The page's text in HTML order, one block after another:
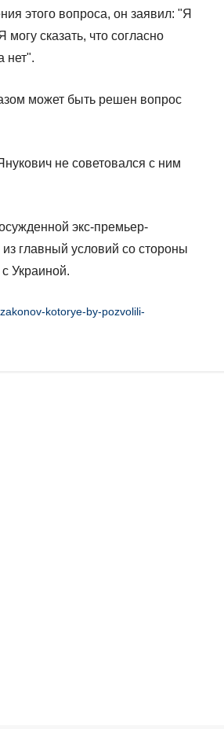
этого вопроса, он заявил: "Я
сказать, что согласно
нет".
может быть решен вопрос
не советовался с ним
экс-премьер-
главный условий со стороны
Украиной.
kotorye-by-pozvolili-